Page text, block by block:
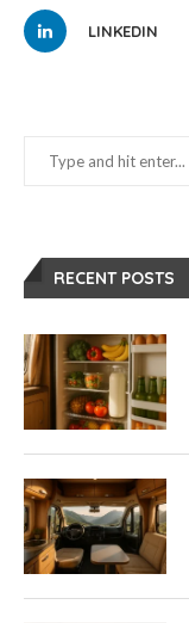
LINKEDIN
RECENT POSTS